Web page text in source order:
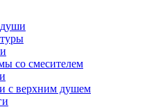
со смесителем
с верхним душем